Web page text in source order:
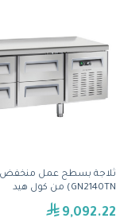
GN2140TN) من كول هيد
9,092.22